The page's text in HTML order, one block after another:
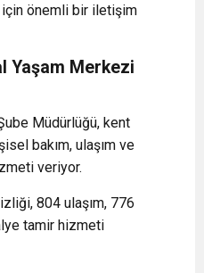
önemli bir iletişim
Yaşam Merkezi
Müdürlüğü, kent
bakım, ulaşım ve
veriyor.
804 ulaşım, 776
tamir hizmeti